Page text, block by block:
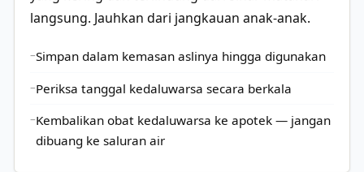
langsung. Jauhkan dari jangkauan anak-anak.
Simpan dalam kemasan aslinya hingga digunakan
Periksa tanggal kedaluwarsa secara berkala
Kembalikan obat kedaluwarsa ke apotek — jangan
dibuang ke saluran air